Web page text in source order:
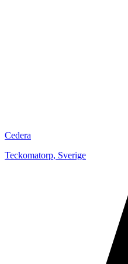
Cedera
Teckomatorp, Sverige